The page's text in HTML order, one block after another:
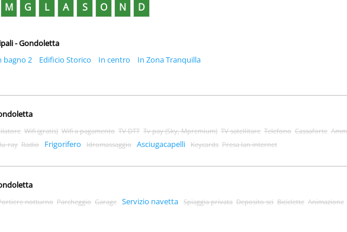
M G L A S O N D
- Gondoletta
bagno 2 Edificio Storico In centro In Zona Tranquilla
Wifi (gratis) Wifi a pagamento TV DTT Tv pay (Sky, Mpremium) TV satellitare Telefono Cassaforte
ray Radio Frigorifero Idromassaggio Asciugacapelli Keycards Presa lan internet
notturno Parcheggio Garage Servizio navetta Spiaggia privata Deposito sci Biciclette Animazione